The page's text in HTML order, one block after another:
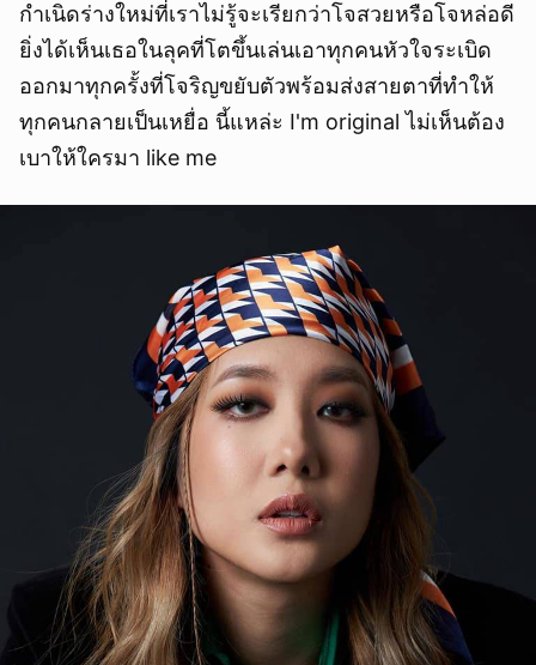
กำเนิดร่างใหม่ที่เราไม่รู้จะเรียกว่าโจสวยหรือโจหล่อดี
ยิ่งได้เห็นเธอในลุคที่โตขึ้นเล่นเอาทุกคนหัวใจระเบิด
ออกมาทุกครั้งที่โจริญขยับตัวพร้อมส่งสายตาที่ทำให้
ทุกคนกลายเป็นเหยื่อ นี้แหล่ะ I'm original ไม่เห็นต้อง
เบาให้ใครมา like me